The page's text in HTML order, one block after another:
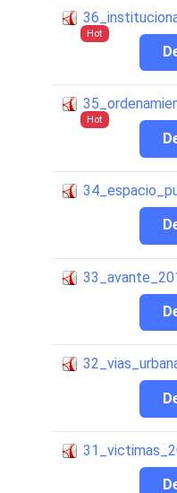
Hot
Hot